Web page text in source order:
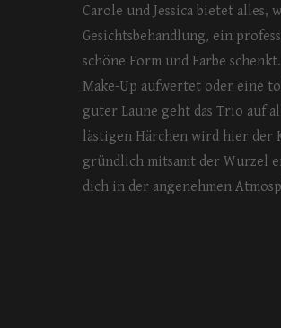
Carole und Jessica bietet alles,
Gesichtsbehandlung, ein
schöne Form und Farbe
Make-Up aufwertet oder eine
guter Laune geht das Trio auf
lästigen Härchen wird hier der
gründlich mitsamt der Wurzel
dich in der angenehmen